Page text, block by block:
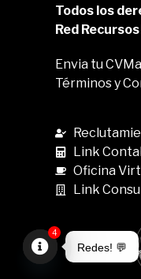
Todos los
Red
Envia tu CV
Términos y
Link
Oficina
Link
Redes! 💬
4